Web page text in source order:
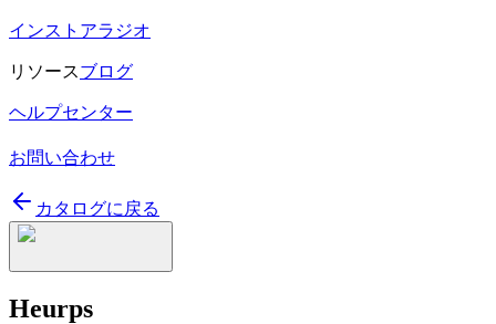
インストアラジオ
リソースブログ
ヘルプセンター
お問い合わせ
カタログに戻る
Heurps